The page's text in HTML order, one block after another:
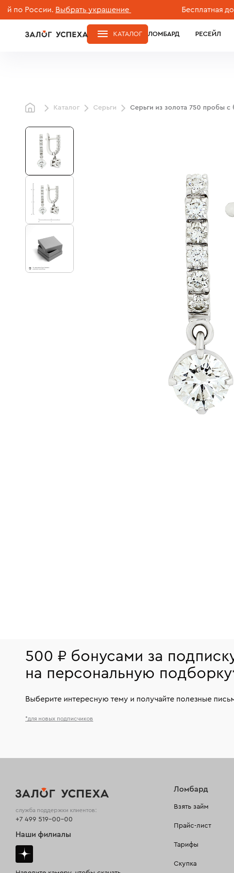
России. Выбрать украшение Бесплатная
ЛОМБАРД РЕСЕЙЛ
КАТАЛОГ
Каталог Серьги Серьги из золота 750 пробы с
500 ₽ бонусами за
на персональную подборку
Выберите интересную тему и получайте полезные
*для новых подписчиков
Ломбард
Взять займ
Прайс-лист
Тарифы
Скупка
служба поддержки клиентов:
+7 499 519-00-00
Наши филиалы